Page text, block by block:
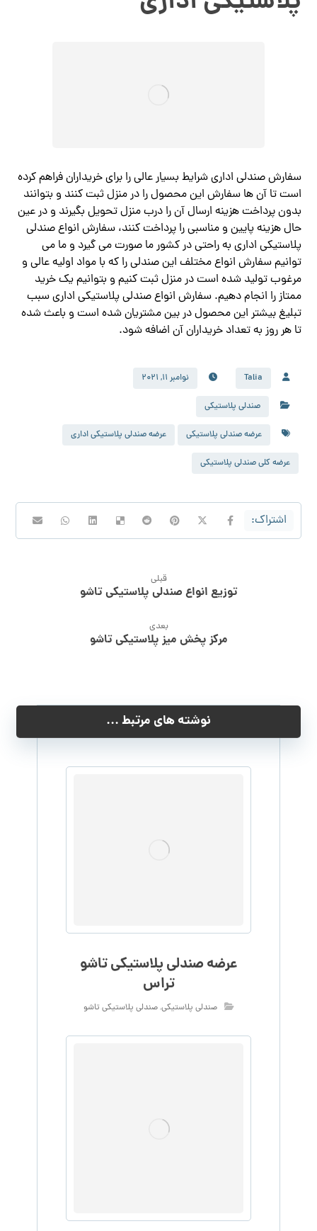
سفارش صندلی اداری شرایط بسیار عالی را برای خریداران فراهم کرده
است تا آن ها سفارش این محصول را در منزل ثبت کنند و بتوانند
بدون پرداخت هزینه ارسال آن را درب منزل تحویل بگیرند و در عین
حال هزینه پایین و مناسبی را پرداخت کنند، سفارش انواع صندلی
پلاستیکی اداری به راحتی در کشور ما صورت می گیرد و ما می
توانیم سفارش انواع مختلف این صندلی را که با مواد اولیه عالی و
مرغوب تولید شده است در منزل ثبت کنیم و بتوانیم یک خرید
ممتاز را انجام دهیم. سفارش انواع صندلی پلاستیکی اداری سبب
تبلیغ بیشتر این محصول در بین مشتریان شده است و باعث شده
تا هر روز به تعداد خریداران آن اضافه شود.
Talia نوامبر 11, 2021
صندلی پلاستیکی
عرضه صندلی پلاستیکی عرضه صندلی پلاستیکی اداری
عرضه کلی صندلی پلاستیکی
قبلی
توزیع انواع صندلی پلاستیکی تاشو
بعدی
مرکز پخش میز پلاستیکی تاشو
نوشته های مرتبط ...
عرضه صندلی پلاستیکی تاشو
تراس
صندلی پلاستیکی,صندلی پلاستیکی تاشو